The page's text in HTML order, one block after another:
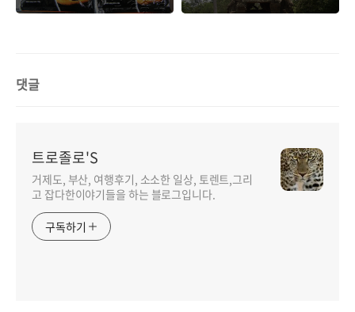
댓글
트로졸로'S
거제도, 부산, 여행후기, 소소한 일상, 토렌트,그리
고 잡다한이야기들을 하는 블로그입니다.
구독하기